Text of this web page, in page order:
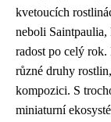
kvetoucích
neboli
radost po celý rok.
různé druhy
kompozici. S
miniaturní